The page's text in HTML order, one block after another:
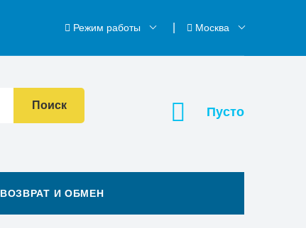
Режим работы Москва
Поиск
ВОЗВРАТ И ОБМЕН
Пусто